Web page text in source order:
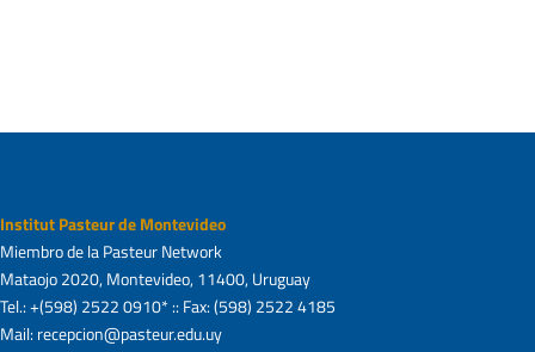
Institut Pasteur de Montevideo
Miembro de la Pasteur Network
Mataojo 2020, Montevideo, 11400, Uruguay
Tel.: +(598) 2522 0910* :: Fax: (598) 2522 4185
Mail: recepcion@pasteur.edu.uy